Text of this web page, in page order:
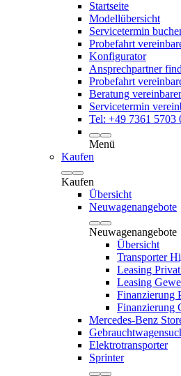
Startseite
Modellübersicht
Servicetermin
Probefahrt
Konfigurator
Ansprechpartner
Probefahrt
Beratung
Servicetermin
Tel: +49 7361 5703
Menü
Kaufen
Kaufen
Übersicht
Neuwagenangebote
Neuwagenangebote
Übersicht
Transporter
Leasing
Leasing
Finanzierung
Finanzierung
Mercedes-Benz
Elektrotransporter
Sprinter